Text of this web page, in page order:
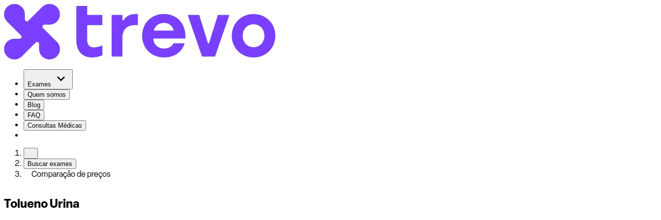
Exames
Quem somos
Blog
FAQ
Consultas Médicas
Buscar exames
Comparação de preços
Tolueno Urina